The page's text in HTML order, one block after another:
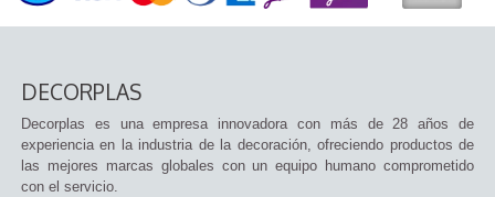
DECORPLAS
Decorplas es una empresa innovadora con más de 28 años de
experiencia en la industria de la decoración, ofreciendo productos de
las mejores marcas globales con un equipo humano comprometido
con el servicio.